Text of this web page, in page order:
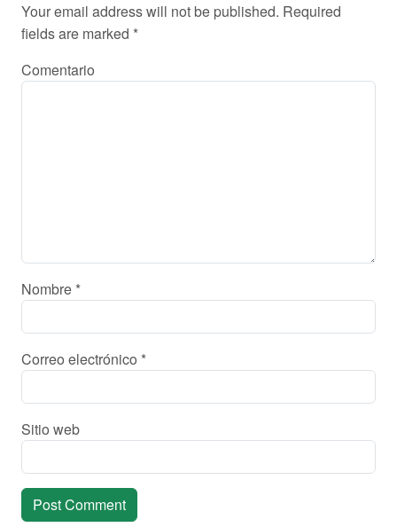
Your email address will not be published. Required
fields are marked *
Comentario
Nombre *
Correo electrónico *
Sitio web